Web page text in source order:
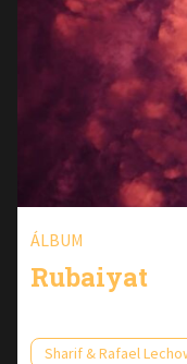
ÁLBUM
Rubaiyat
Sharif & Rafael